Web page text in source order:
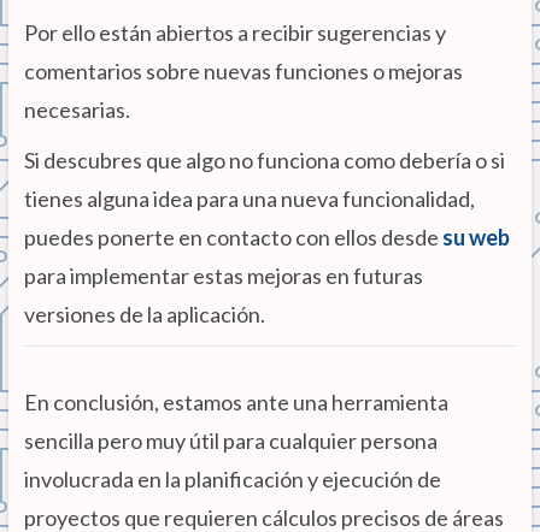
Por ello están abiertos a recibir sugerencias y
comentarios sobre nuevas funciones o mejoras
necesarias.
Si descubres que algo no funciona como debería o si
tienes alguna idea para una nueva funcionalidad,
puedes ponerte en contacto con ellos desde su web
para implementar estas mejoras en futuras
versiones de la aplicación.
En conclusión, estamos ante una herramienta
sencilla pero muy útil para cualquier persona
involucrada en la planificación y ejecución de
proyectos que requieren cálculos precisos de áreas